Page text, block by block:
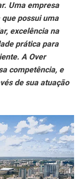
Uma empresa
possui uma
excelência na
prática para
A Over
competência, e
de sua atuação